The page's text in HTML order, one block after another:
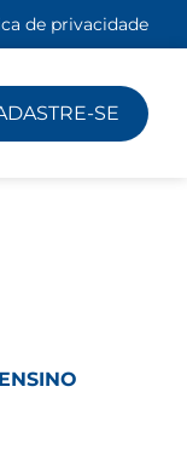
de privacidade
SE